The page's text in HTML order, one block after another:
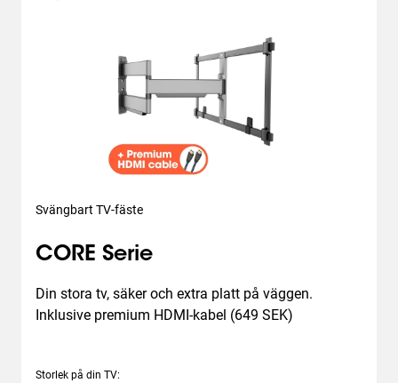
Svängbart TV-fäste
CORE Serie
Din stora tv, säker och extra platt på väggen.
Inklusive premium HDMI-kabel (649 SEK)
Storlek på din TV: